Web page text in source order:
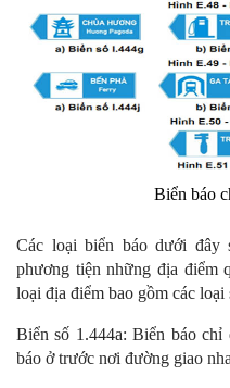
Biển báo
Các loại biển báo dưới đây
phương tiện những địa điểm
loại địa điểm bao gồm các loại
Biển số 1.444a: Biển báo
báo ở trước nơi đường giao